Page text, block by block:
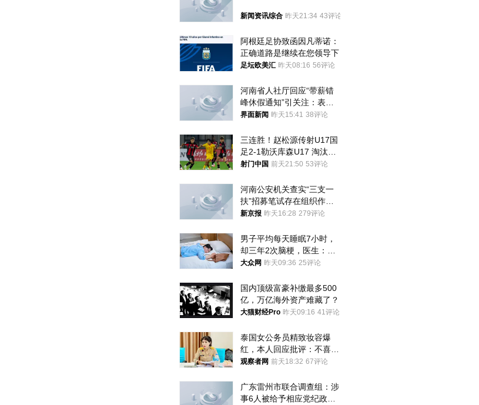
新闻资讯综合 昨天21:34 43评论
阿根廷足协致函因凡蒂诺：
正确道路是继续在您领导下
足坛欧美汇 昨天08:16 56评论
河南省人社厅回应“带薪错
峰休假通知”引关注：表述
不够准确，待修改后印发
界面新闻 昨天15:41 38评论
三连胜！赵松源传射U17国
足2-1勒沃库森U17 淘汰赛
将战河床
射门中国 前天21:50 53评论
河南公安机关查实“三支一
扶”招募笔试存在组织作弊
犯罪行为
新京报 昨天16:28 279评论
男子平均每天睡眠7小时，
却三年2次脑梗，医生：这
样睡觉更伤身
大众网 昨天09:36 25评论
国内顶级富豪补缴最多500
亿，万亿海外资产难藏了？
大猫财经Pro 昨天09:16 41评论
泰国女公务员精致妆容爆
红，本人回应批评：不喜欢
就别看
观察者网 前天18:32 67评论
广东雷州市联合调查组：涉
事6人被给予相应党纪政务